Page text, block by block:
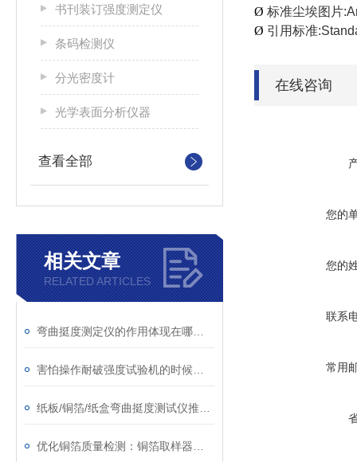
书刊装订强度测定仪
条码检测仪
分光密度计
光学表面分析仪器
查看全部
相关文章
RELATED ARTICLES
Ø 标准尘埃图片
Ø 引用标准
在线咨询
您的
您的
联系
常用